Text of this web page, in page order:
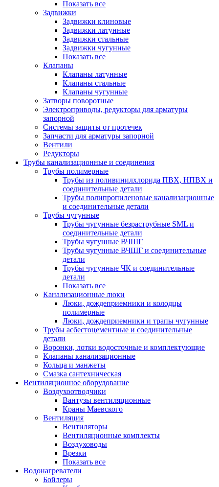
Показать все
Задвижки
Задвижки клиновые
Задвижки латунные
Задвижки стальные
Задвижки чугунные
Показать все
Клапаны
Клапаны латунные
Клапаны стальные
Клапаны чугунные
Затворы поворотные
Электроприводы, редукторы для арматуры
запорной
Системы защиты от протечек
Запчасти для арматуры запорной
Вентили
Редукторы
Трубы канализационные и соединения
Трубы полимерные
Трубы из поливинилхлорида ПВХ, НПВХ и
соединительные детали
Трубы полипропиленовые канализационные
и соединительные детали
Трубы чугунные
Трубы чугунные безраструбные SML и
соединительные детали
Трубы чугунные ВЧШГ
Трубы чугунные ВЧШГ и соединительные
детали
Трубы чугунные ЧК и соединительные
детали
Показать все
Канализационные люки
Люки, дождеприемники и колодцы
полимерные
Люки, дождеприемники и трапы чугунные
Трубы асбестоцементные и соединительные
детали
Воронки, лотки водосточные и комплектующие
Клапаны канализационные
Кольца и манжеты
Смазка сантехническая
Вентиляционное оборудование
Воздухоотводчики
Вантузы вентиляционные
Краны Маевского
Вентиляция
Вентиляторы
Вентиляционные комплекты
Воздуховоды
Врезки
Показать все
Водонагреватели
Бойлеры